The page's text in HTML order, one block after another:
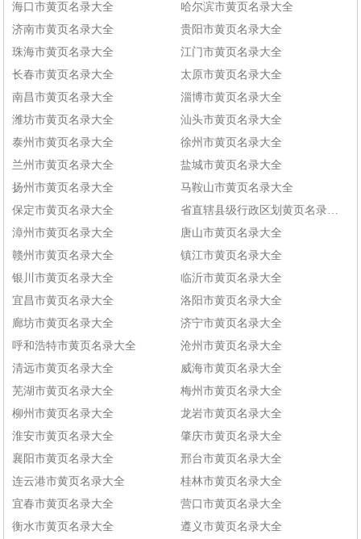
海口市黄页名录大全
哈尔滨市黄页名录大全
济南市黄页名录大全
贵阳市黄页名录大全
珠海市黄页名录大全
江门市黄页名录大全
长春市黄页名录大全
太原市黄页名录大全
南昌市黄页名录大全
淄博市黄页名录大全
潍坊市黄页名录大全
汕头市黄页名录大全
泰州市黄页名录大全
徐州市黄页名录大全
兰州市黄页名录大全
盐城市黄页名录大全
扬州市黄页名录大全
马鞍山市黄页名录大全
保定市黄页名录大全
省直辖县级行政区划黄页名录大全
漳州市黄页名录大全
唐山市黄页名录大全
赣州市黄页名录大全
镇江市黄页名录大全
银川市黄页名录大全
临沂市黄页名录大全
宜昌市黄页名录大全
洛阳市黄页名录大全
廊坊市黄页名录大全
济宁市黄页名录大全
呼和浩特市黄页名录大全
沧州市黄页名录大全
清远市黄页名录大全
威海市黄页名录大全
芜湖市黄页名录大全
梅州市黄页名录大全
柳州市黄页名录大全
龙岩市黄页名录大全
淮安市黄页名录大全
肇庆市黄页名录大全
襄阳市黄页名录大全
邢台市黄页名录大全
连云港市黄页名录大全
桂林市黄页名录大全
宜春市黄页名录大全
营口市黄页名录大全
衡水市黄页名录大全
遵义市黄页名录大全